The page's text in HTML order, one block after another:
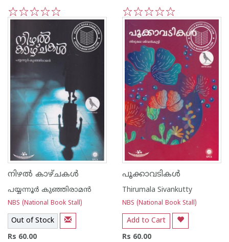
5
4
3
2
1 5
4
3
2
1
നിഴൽ കാഴ്ചകൾ
പയ്യന്നൂര്‍ കുഞ്ഞിരാമന്‍
NBS (National Book Stall)
Out of Stock
Rs 60.00
പൂക്കാവടികൾ
Thirumala Sivankutty
NBS (National Book Stall)
Add to Cart
Rs 60.00